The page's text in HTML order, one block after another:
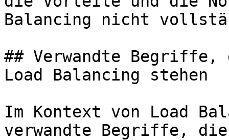
Balancing nicht
## Verwandte Begriffe,
Load Balancing stehen
Im Kontext von Load
verwandte Begriffe,